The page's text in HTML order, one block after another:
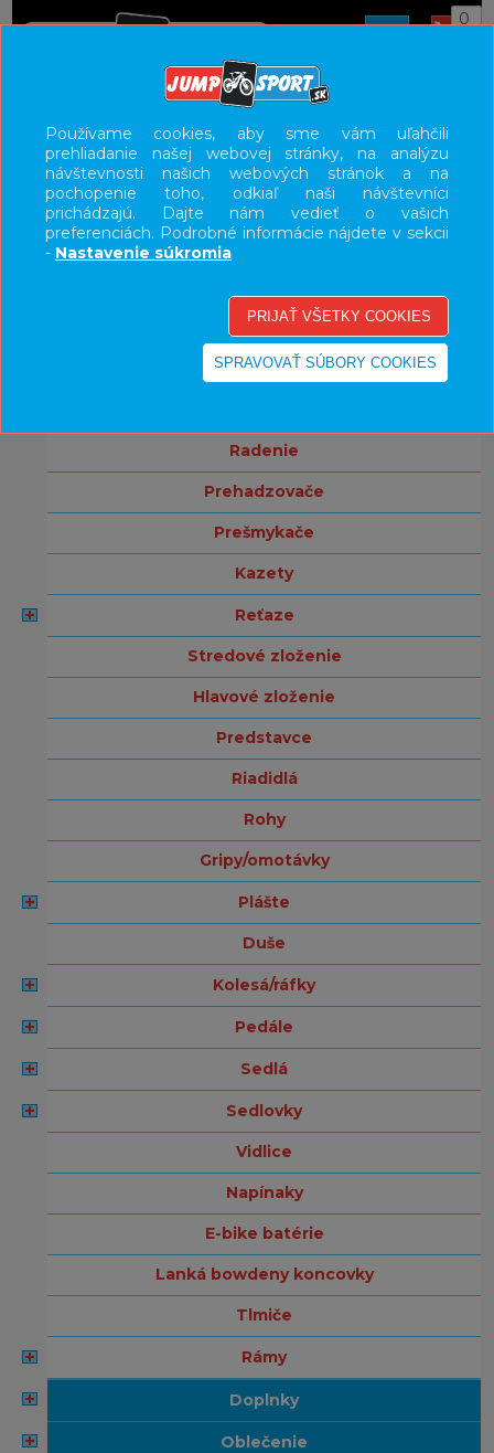
0
UŽÍVATEĽSKÝ PANEL
KATEGÓRIE
bicykle
brzdy
kľuky
radenie
prehadzovače
prešmykače
kazety
reťaze
stredové zloženie
hlavové zloženie
predstavce
riadidlá
rohy
gripy/omotávky
plášte
duše
kolesá/ráfky
pedále
sedlá
sedlovky
vidlice
napínaky
e-bike batérie
lanká bowdeny koncovky
tlmiče
rámy
doplnky
oblečenie
Používame cookies, aby sme vám uľahčili
prehliadanie našej webovej stránky, na analýzu
návštevnosti našich webových stránok a na
pochopenie toho, odkiaľ naši návštevníci
prichádzajú. Dajte nám vedieť o vašich
preferenciách. Podrobné informácie nájdete v sekcii
- Nastavenie súkromia